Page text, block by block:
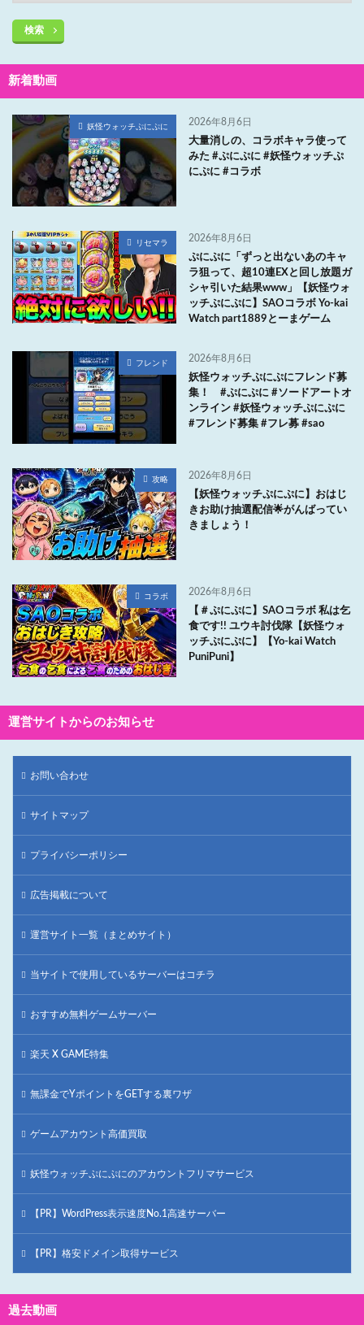
検索
新着動画
妖怪ウォッチぷにぷに 2026年8月6日
大量消しの、コラボキャラ使って
みた #ぷにぷに #妖怪ウォッチぷ
にぷに #コラボ
リセマラ 2026年8月6日
ぷにぷに「ずっと出ないあのキャ
ラ狙って、超10連EXと回し放題ガ
シャ引いた結果www」【妖怪ウォ
ッチぷにぷに】SAOコラボ Yo-kai
Watch part1889とーまゲーム
フレンド 2026年8月6日
妖怪ウォッチぷにぷにフレンド募
集！ #ぷにぷに #ソードアートオ
ンライン #妖怪ウォッチぷにぷに
#フレンド募集 #フレ募 #sao
攻略 2026年8月6日
【妖怪ウォッチぷにぷに】おはじ
きお助け抽選配信🌟がんばってい
きましょう！
コラボ 2026年8月6日
【＃ぷにぷに】SAOコラボ 私は乞
食です!! ユウキ討伐隊【妖怪ウォ
ッチぷにぷに】【Yo-kai Watch
PuniPuni】
運営サイトからのお知らせ
お問い合わせ
サイトマップ
プライバシーポリシー
広告掲載について
運営サイト一覧（まとめサイト）
当サイトで使用しているサーバーはコチラ
おすすめ無料ゲームサーバー
楽天 X GAME特集
無課金でYポイントをGETする裏ワザ
ゲームアカウント高価買取
妖怪ウォッチぷにぷにのアカウントフリマサービス
【PR】WordPress表示速度No.1高速サーバー
【PR】格安ドメイン取得サービス
過去動画